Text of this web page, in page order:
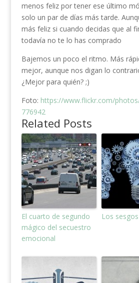
menos feliz por tener ese último
solo un par de días más tarde.
más feliz si cuando decidas que al
todavía no te lo has comprado
Bajemos un poco el ritmo. Más
mejor, aunque nos digan lo
¿Mejor para quién? ;)
Foto: https://www.flickr.com/
776942
Related Posts
El cuarto de segundo
mágico del secuestro
emocional
Los